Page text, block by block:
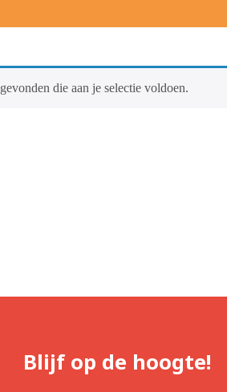
die aan je selectie voldoen.
Blijf op de hoogte!